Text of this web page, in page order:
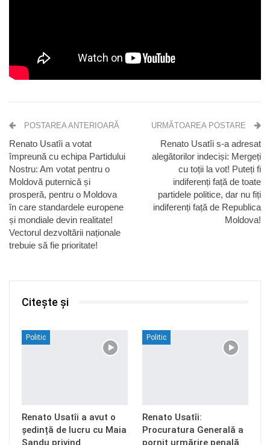
POSTAREA ANTERIOARĂ
Renato Usatîi a votat
împreună cu echipa Partidului
Nostru: Am votat pentru o
Moldovă puternică și
prosperă, pentru o Moldova
în care standardele europene
și mondiale devin realitate!
Vectorul dezvoltării naționale
trebuie să fie prioritate!
URMĂTOAREA POSTARE
Renato Usatîi s-a adresat
alegătorilor indeciși: Mergeți
cu toții la vot! Puteți fi
indiferenți față de toate
partidele politice, dar nu fiți
indiferenți față de Republica
Moldova!
Citește și
Politic
Renato Usatîi a avut o
ședință de lucru cu Maia
Sandu privind
Politic
Renato Usatîi:
Procuratura Generală a
pornit urmărire penală